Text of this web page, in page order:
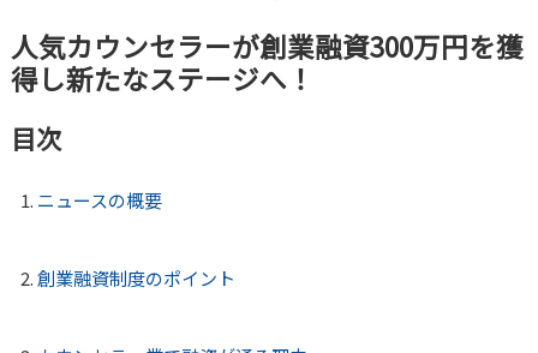
人気カウンセラーが創業融資300万円を獲
得し新たなステージへ！
目次
ニュースの概要
創業融資制度のポイント